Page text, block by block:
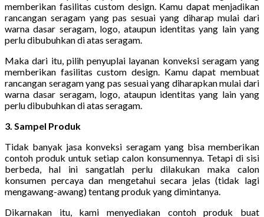
memberikan fasilitas custom design. Kamu dapat menjadikan
rancangan seragam yang pas sesuai yang diharap mulai dari
warna dasar seragam, logo, ataupun identitas yang lain yang
perlu dibubuhkan di atas seragam.
Maka dari itu, pilih penyuplai layanan konveksi seragam yang
memberikan fasilitas custom design. Kamu dapat membuat
rancangan seragam yang pas sesuai yang diharapkan mulai dari
warna dasar seragam, logo, ataupun identitas yang lain yang
perlu dibubuhkan di atas seragam.
3. Sampel Produk
Tidak banyak jasa konveksi seragam yang bisa memberikan
contoh produk untuk setiap calon konsumennya. Tetapi di sisi
berbeda, hal ini sangatlah perlu dilakukan maka calon
konsumen percaya dan mengetahui secara jelas (tidak lagi
mengawang-awang) tentang produk yang dimintanya.
Dikarnakan itu, kami menyediakan contoh produk buat